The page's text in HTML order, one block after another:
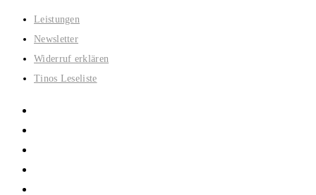
Zum
Inhalt
springen
Leistungen
Newsletter
Widerruf erklären
Tinos Leseliste